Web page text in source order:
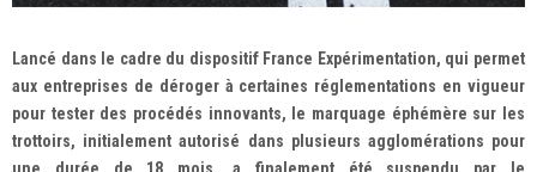
Lancé dans le cadre du dispositif France Expérimentation, qui permet
aux entreprises de déroger à certaines réglementations en vigueur
pour tester des procédés innovants, le marquage éphémère sur les
trottoirs, initialement autorisé dans plusieurs agglomérations pour